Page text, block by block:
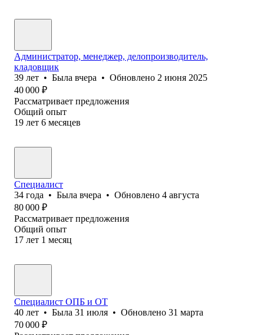
Администратор, менеджер, делопроизводитель,
кладовщик
39 лет • Была вчера • Обновлено 2 июня 2025
40 000 ₽
Рассматривает предложения
Общий опыт
19 лет 6 месяцев
Специалист
34 года • Была вчера • Обновлено 4 августа
80 000 ₽
Рассматривает предложения
Общий опыт
17 лет 1 месяц
Специалист ОПБ и ОТ
40 лет • Была 31 июля • Обновлено 31 марта
70 000 ₽